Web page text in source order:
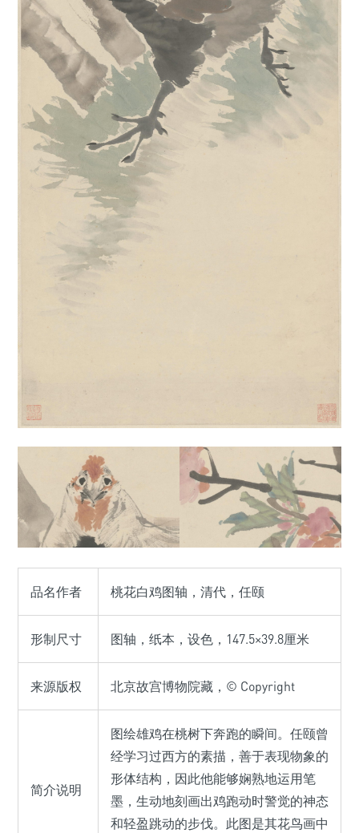
品名作者 桃花白鸡图轴，清代，任颐
形制尺寸 图轴，纸本，设色，147.5×39.8厘米
来源版权 北京故宫博物院藏，© Copyright
简介说明
图绘雄鸡在桃树下奔跑的瞬间。任颐曾
经学习过西方的素描，善于表现物象的
形体结构，因此他能够娴熟地运用笔
墨，生动地刻画出鸡跑动时警觉的神态
和轻盈跳动的步伐。此图是其花鸟画中